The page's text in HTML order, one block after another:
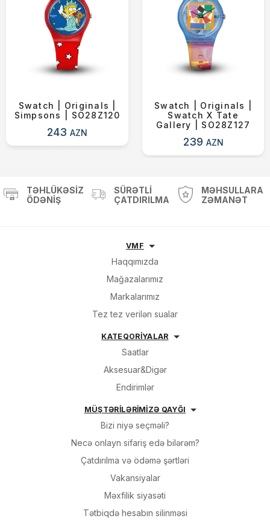
Swatch | Originals |
Simpsons | SO28Z120
243AZN
Swatch | Originals |
Swatch X Tate
Gallery | SO28Z127
239 AZN
TƏHLÜKƏSIZ
ÖDƏNIŞ
SÜRƏTLI
ÇATDIRILMA
MƏHSULLARA
ZƏMANƏT
VMF
Haqqımızda
Mağazalarımız
Markalarımız
Tez tez verilən sualar
KATEQORİYALAR
Saatlar
Aksesuar&Digər
Endirimlər
MÜŞTƏRİLƏRİMİZƏ QAYĞI
Bizi niyə seçməli?
Necə onlayn sifariş edə bilərəm?
Çatdırılma və ödəmə şərtləri
Vakansiyalar
Məxfilik siyasəti
Tətbiqdə hesabın silinməsi